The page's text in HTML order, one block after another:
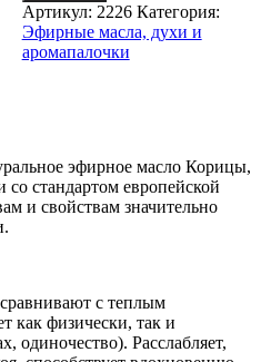
Артикул: 2226 Категория:
Эфирные масла, духи и
аромапалочки
эфирное масло Корицы,
со стандартом европейской
и свойствам значительно
с теплым
как физически, так и
одиночество). Расслабляет,